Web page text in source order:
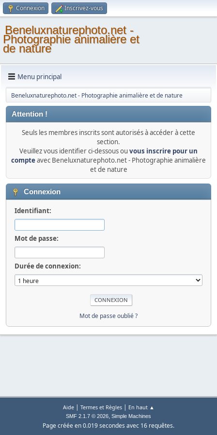
Connexion Inscrivez-vous
Beneluxnaturephoto.net -
Photographie animalière et
de nature
Menu principal
Beneluxnaturephoto.net - Photographie animalière et de nature
Attention !
Seuls les membres inscrits sont autorisés à accéder à cette
section.
Veuillez vous identifier ci-dessous ou vous inscrire pour un
compteavec Beneluxnaturephoto.net - Photographie animalière
et de nature
Connexion
Identifiant:
Mot de passe:
Durée de connexion:
Mot de passe oublié ?
Aide| Termes et Règles| En haut ▲
SMF 2.1.7 © 2026, Simple Machines
Page créée en 0.019 secondes avec 16 requêtes.